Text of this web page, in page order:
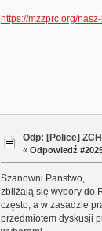
https://mzzprc.org/
Odp: [Police]
«Odpowiedź
Szanowni Państwo,
zbliżają się wybory do
często, a w zasadzie
przedmiotem dyskusji